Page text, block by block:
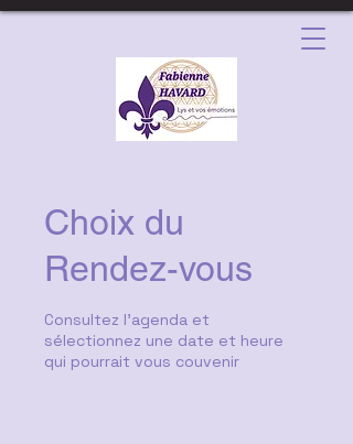
Choix du
Rendez-vous
Consultez l'agenda et
sélectionnez une date et heure
qui pourrait vous couvenir